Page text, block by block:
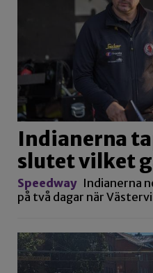
Indianerna
slutet vilket
Speedway Indianerna
på två dagar när